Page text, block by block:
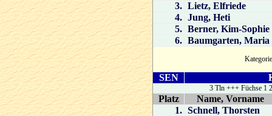
3. Lietz, Elfriede
4. Jung, Heti
5. Berner, Kim-Sophie
6. Baumgarten, Maria
SEN
3 Tln +++ Füchse 1
Platz
Name, Vorname
1. Schnell, Thorsten